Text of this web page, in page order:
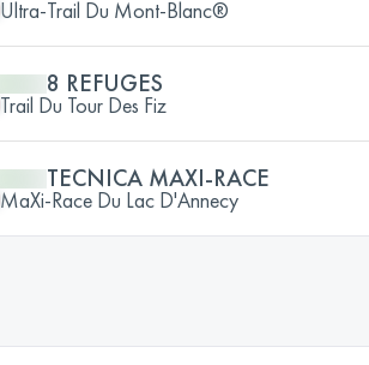
Ultra-Trail Du Mont-Blanc®
8 REFUGES
Trail Du Tour Des Fiz
TECNICA MAXI-RACE
MaXi-Race Du Lac D'Annecy